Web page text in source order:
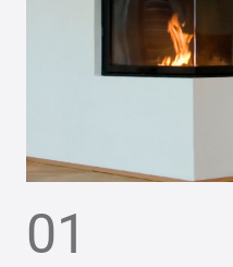
01